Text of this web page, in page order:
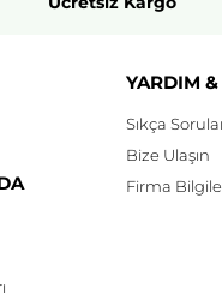
YARDIM
Sıkça
Bize Ulaşın
Firma